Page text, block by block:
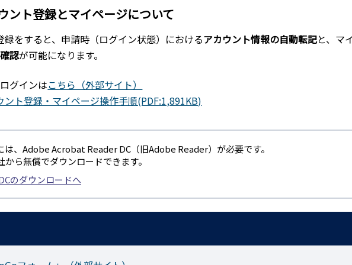
ント登録とマイページについて
をすると、申請時（ログイン状態）におけるアカウント情報の自動転記と、マ
認が可能になります。
グインはこちら（外部サイト）
ント登録・マイページ操作手順(PDF:1,891KB)
、Adobe Acrobat Reader DC（旧Adobe Reader）が必要です。
ら無償でダウンロードできます。
のダウンロードへ